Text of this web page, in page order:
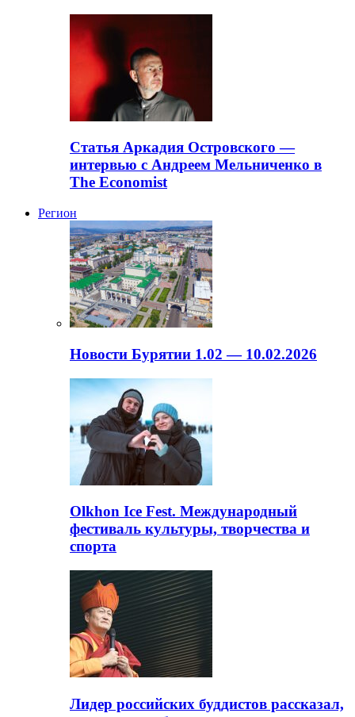
Статья Аркадия Островского —
интервью с Андреем Мельниченко в
The Economist
Регион
Новости Бурятии 1.02 — 10.02.2026
Olkhon Ice Fest. Международный
фестиваль культуры, творчества и
спорта
Лидер российских буддистов рассказал,